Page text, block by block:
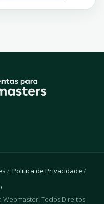
Politica de Privacidade
Webmaster. Todos Direitos